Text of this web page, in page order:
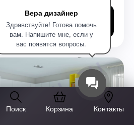
Вера дизайнер
Здравствуйте! Готова помочь
вам. Напишите мне, если у
вас появятся вопросы.
Поиск Корзина Контакты
расчет
за 30 мин